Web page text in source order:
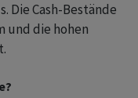
Die Cash-Bestände
und die hohen